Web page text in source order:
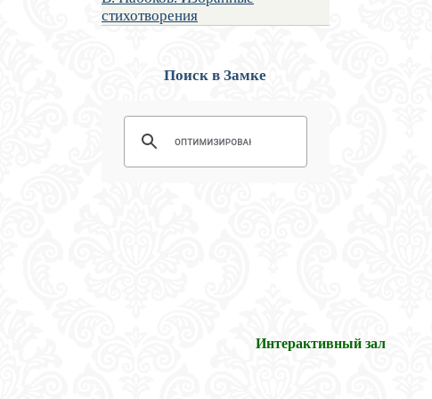
стихотворения
Поиск в Замке
Интерактивный зал